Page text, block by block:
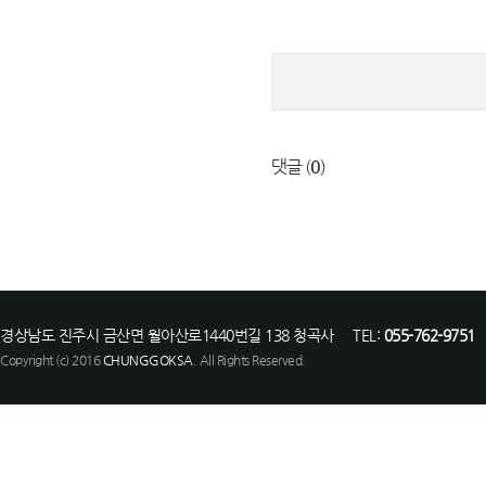
댓글 (0)
경상남도 진주시 금산면 월아산로1440번길 138 청곡사 TEL: 055-762-9751
Copyright (c) 2016CHUNGGOKSA . All Rights Reserved.